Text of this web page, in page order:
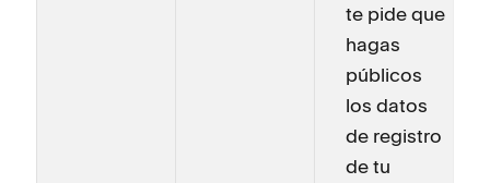
te pide que
hagas
públicos
los datos
de registro
de tu